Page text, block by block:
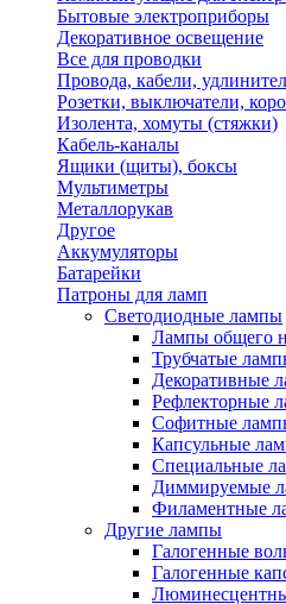
Бытовые электроприборы
Декоративное освещение
Все для проводки
Провода, кабели,
Розетки, выключатели,
Изолента, хомуты (стяжки)
Кабель-каналы
Ящики (щиты), боксы
Мультиметры
Металлорукав
Другое
Аккумуляторы
Батарейки
Патроны для ламп
Светодиодные лампы
Лампы общего
Трубчатые
Декоративные
Рефлекторные
Софитные
Капсульные
Специальные
Диммируемые
Филаментные
Другие лампы
Галогенные
Галогенные